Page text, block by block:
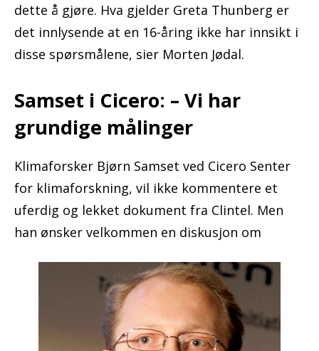
dette å gjøre. Hva gjelder Greta Thunberg er
det innlysende at en 16-åring ikke har innsikt i
disse spørsmålene, sier Morten Jødal.
Samset i Cicero: – Vi har
grundige målinger
Klimaforsker Bjørn Samset ved Cicero Senter
for klimaforskning, vil ikke kommentere et
uferdig og lekket dokument fra Clintel. Men
han ønsker velkommen en diskusjon om